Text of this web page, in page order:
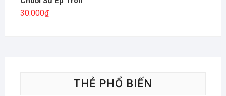
30.000₫
THẺ PHỔ BIẾN